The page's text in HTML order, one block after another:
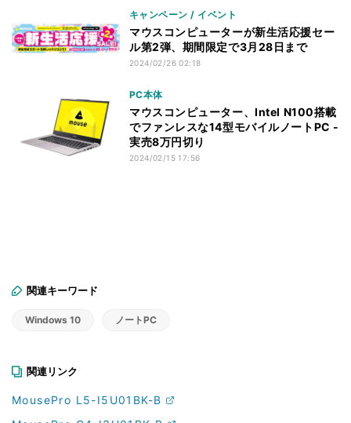
キャンペーン / イベント
マウスコンピューターが新生活応援セー
ル第2弾、期間限定で3月28日まで
2024/02/26 02:18
PC本体
マウスコンピューター、Intel N100搭載
でファンレスな14型モバイルノートPC -
実売8万円切り
2024/02/15 17:56
関連キーワード
Windows 10 ノートPC
関連リンク
MousePro L5-I5U01BK-B